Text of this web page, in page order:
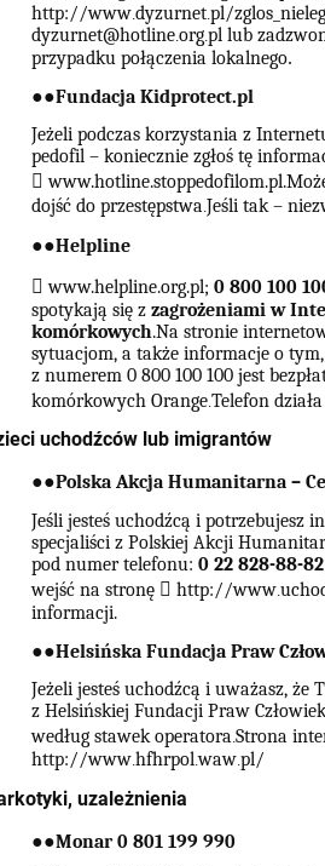
http://www.dyzurnet.pl/
dyzurnet@hotline.org.pl lub
przypadku połączenia lokalnego.
●●Fundacja Kidprotect.pl
Jeżeli podczas korzystania z
pedofil – koniecznie zgłoś tę
􀃞
dojść do przestępstwa.Jeśli tak –
●●Helpline
􀃞www.helpline.org.pl; 0 800 100
spotykają się z zagrożeniami w
komórkowych.Na stronie
sytuacjom, a także informacje o
z numerem 0 800 100 100 jest
komórkowych Orange.Telefon
uchodźców lub imigrantów
●●Polska Akcja Humanitarna –
Jeśli jesteś uchodźcą i potrzebujesz
specjaliści z Polskiej Akcji
pod numer telefonu: 0 22 828-88-
wejść na stronę 􀃞 http://www.
informacji.
●●Helsińska Fundacja Praw
Jeżeli jesteś uchodźcą i uważasz,
z Helsińskiej Fundacji Praw
według stawek operatora.Strona
http://www.hfhrpol.waw.pl/
uzależnienia
●●Monar 0 801 199 990